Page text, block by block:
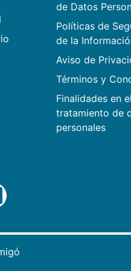
de Datos
Políticas de
de la
Aviso de
Términos y
Finalidades en el
tratamiento de
personales